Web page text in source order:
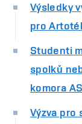
Výsledky
pro
Studenti
spolků
komora
Výzva pro